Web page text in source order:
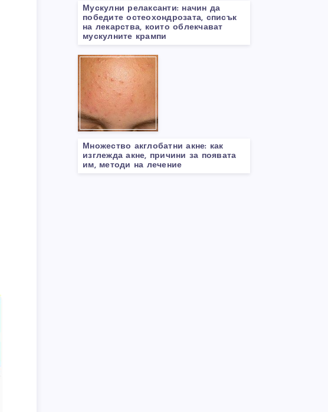
Мускулни релаксанти: начин да
победите остеохондрозата, списък
на лекарства, които облекчават
мускулните крампи
Множество акглобатни акне: как
изглежда акне, причини за появата
им, методи на лечение